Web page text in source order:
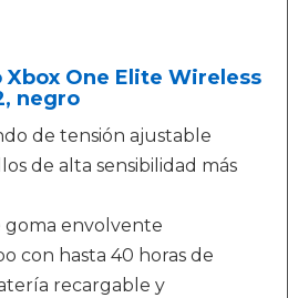
One Elite Wireless
negro
de tensión ajustable
de alta sensibilidad más
goma envolvente
con hasta 40 horas de
recargable y